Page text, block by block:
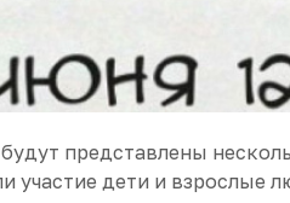
будут представлены
участие дети и взрослые